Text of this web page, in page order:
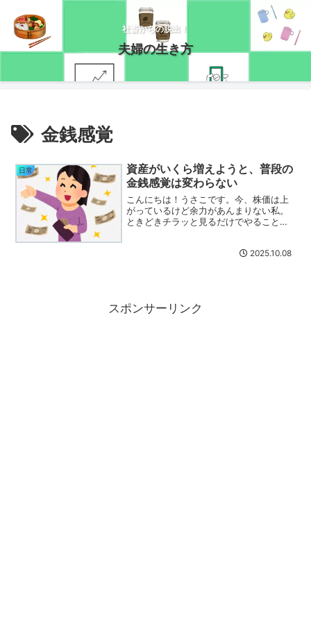
社畜からの脱出！
夫婦の生き方
金銭感覚
日常
資産がいくら増えようと、普段の
金銭感覚は変わらない
こんにちは！うさこです。今、株価は上
がっているけど余力があんまりない私。
ときどきチラッと見るだけでやることな
まりなくて(´・ω・｀)ガンガン恩恵を受
2025.10.08
スポンサーリンク